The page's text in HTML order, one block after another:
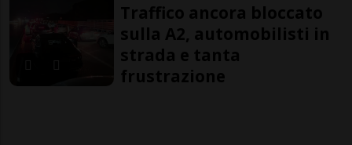
Traffico ancora bloccato
sulla A2, automobilisti in
strada e tanta
frustrazione